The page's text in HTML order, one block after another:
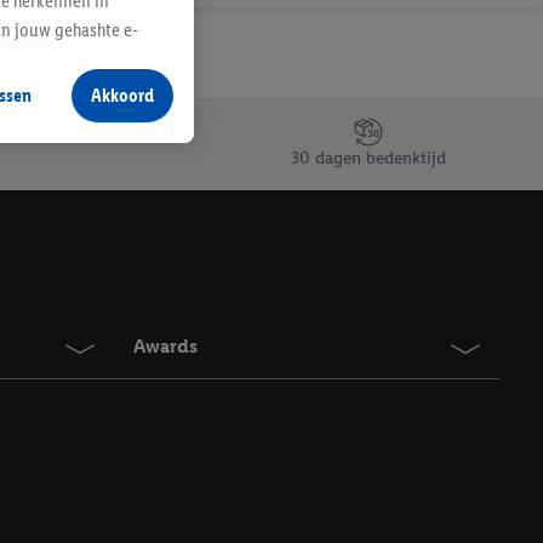
30 dagen bedenktijd
Awards
jouw gehashte e-
producten waarin je
te plaatsen
verschillende
kunnen worden
vergelijkbare
in te
Akkoord